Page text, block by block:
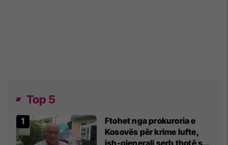
Top 5
Ftohet nga prokuroria e
Kosovës për krime lufte,
ish-gjenerali serb thotë se